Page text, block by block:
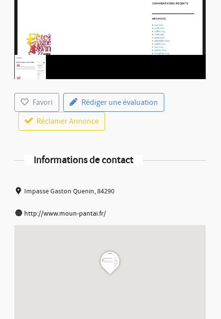
Favori
Rédiger une évaluation
Réclamer Annonce
Informations de contact
Impasse Gaston Quenin, 84290
http://www.moun-pantai.fr/